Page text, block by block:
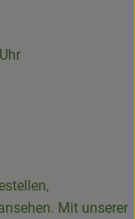
Mit unserer